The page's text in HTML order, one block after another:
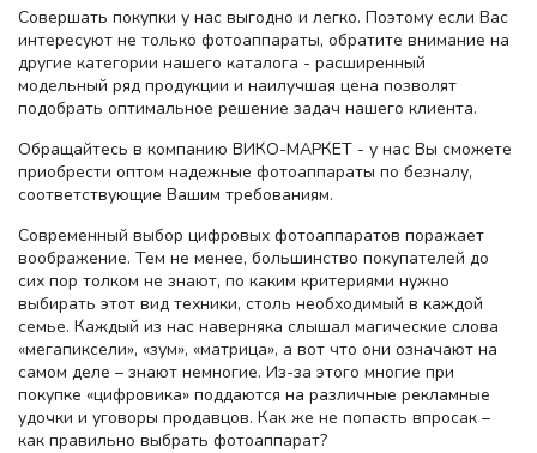
Совершать покупки у нас выгодно и легко. Поэтому если Вас
интересуют не только фотоаппараты, обратите внимание на
другие категории нашего каталога - расширенный
модельный ряд продукции и наилучшая цена позволят
подобрать оптимальное решение задач нашего клиента.
Обращайтесь в компанию ВИКО-МАРКЕТ - у нас Вы сможете
приобрести оптом надежные фотоаппараты по безналу,
соответствующие Вашим требованиям.
Современный выбор цифровых фотоаппаратов поражает
воображение. Тем не менее, большинство покупателей до
сих пор толком не знают, по каким критериями нужно
выбирать этот вид техники, столь необходимый в каждой
семье. Каждый из нас наверняка слышал магические слова
«мегапиксели», «зум», «матрица», а вот что они означают на
самом деле – знают немногие. Из-за этого многие при
покупке «цифровика» поддаются на различные рекламные
удочки и уговоры продавцов. Как же не попасть впросак –
как правильно выбрать фотоаппарат?